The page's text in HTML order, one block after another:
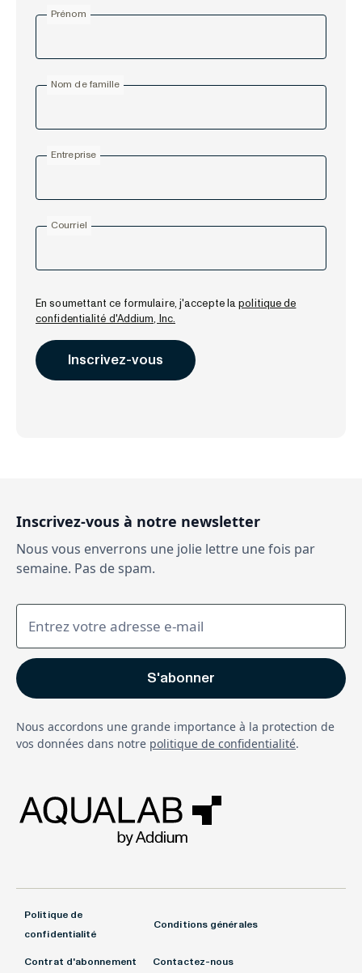
Prénom
Nom de famille
Entreprise
Courriel
En soumettant ce formulaire, j'accepte lapolitique de
confidentialité d'Addium, Inc.
Inscrivez-vous à notre newsletter
Nous vous enverrons une jolie lettre une fois par
semaine. Pas de spam.
Nous accordons une grande importance à la protection de
vos données dans notre politique de confidentialité.
Politique de
confidentialité
Conditions générales
Contrat d'abonnement Contactez-nous